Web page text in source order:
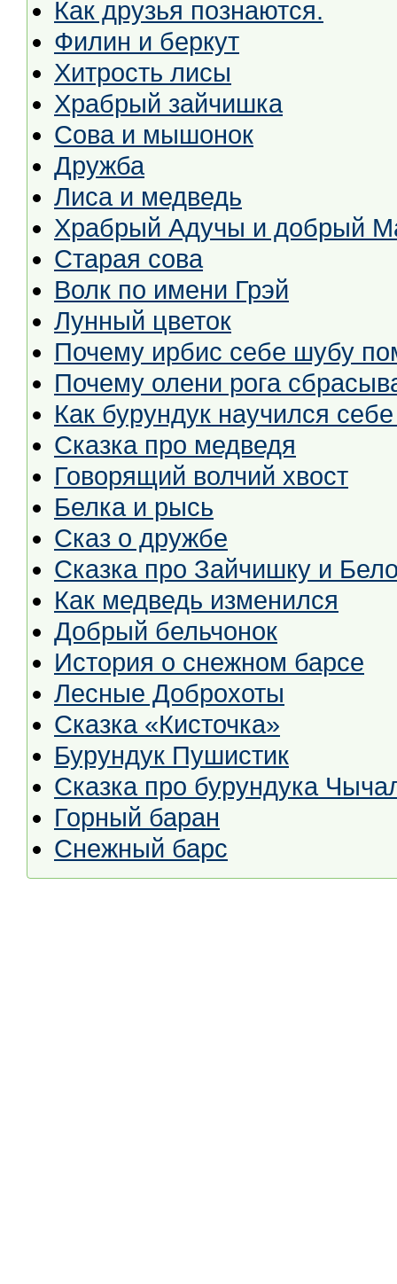
Как друзья познаются.
Филин и беркут
Хитрость лисы
Храбрый зайчишка
Сова и мышонок
Дружба
Лиса и медведь
Храбрый Адучы и добрый
Старая сова
Волк по имени Грэй
Лунный цветок
Почему ирбис себе шубу
Почему олени рога
Как бурундук научился
Сказка про медведя
Говорящий волчий хвост
Белка и рысь
Сказ о дружбе
Сказка про Зайчишку и
Как медведь изменился
Добрый бельчонок
История о снежном барсе
Лесные Доброхоты
Сказка «Кисточка»
Бурундук Пушистик
Сказка про бурундука
Горный баран
Снежный барс